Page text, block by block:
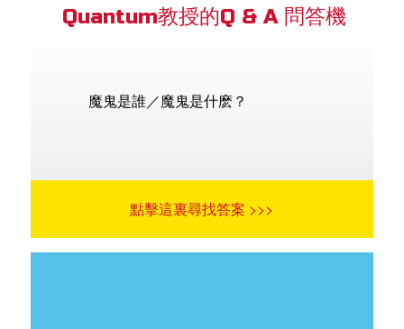
Quantum教授的Q & A 問答機
魔鬼是誰／魔鬼是什麽？
點擊這裏尋找答案 >>>